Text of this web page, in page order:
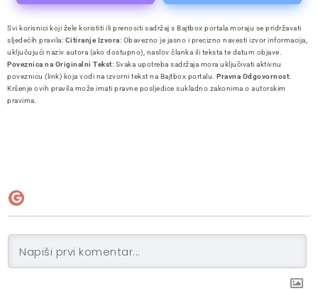
Svi korisnici koji žele koristiti ili prenositi sadržaj s Bajtbox portala moraju se pridržavati
sljedećih pravila: Citiranje Izvora: Obavezno je jasno i precizno navesti izvor informacija,
uključujući naziv autora (ako dostupno), naslov članka ili teksta te datum objave.
Poveznica na Originalni Tekst: Svaka upotreba sadržaja mora uključivati aktivnu
poveznicu (link) koja vodi na izvorni tekst na Bajtbox portalu. Pravna Odgovornost:
Kršenje ovih pravila može imati pravne posljedice sukladno zakonima o autorskim
pravima.